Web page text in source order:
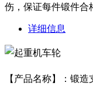
伤，保证每件锻件合
详细信息
【产品名称】：锻